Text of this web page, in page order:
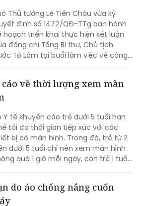
Thủ tướng Lê Tiến Châu vừa ký
định số 1472/QĐ-TTg ban hành
hoạch triển khai thực hiện kết luận
đồng chí Tổng Bí thư, Chủ tịch
Tô Lâm tại buổi làm việc về công
71-NQ/TW của Bộ Chính trị về đột
phát triển giáo dục và đào tạo (Kế
cáo về thời lượng xem màn
Y tế khuyến cáo trẻ dưới 5 tuổi hạn
tối đa thời gian tiếp xúc với các
bị có màn hình. Trong đó, trẻ từ 2
dưới 5 tuổi chỉ nên xem màn hình
quá 1 giờ mỗi ngày, còn trẻ 1 tuổi
do áo chống nắng cuốn